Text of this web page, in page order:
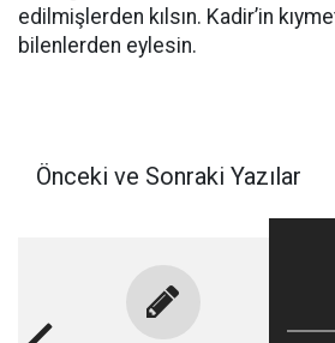
edilmişlerden kılsın. Kadir’in
bilenlerden eylesin.
Önceki ve Sonraki Yazılar